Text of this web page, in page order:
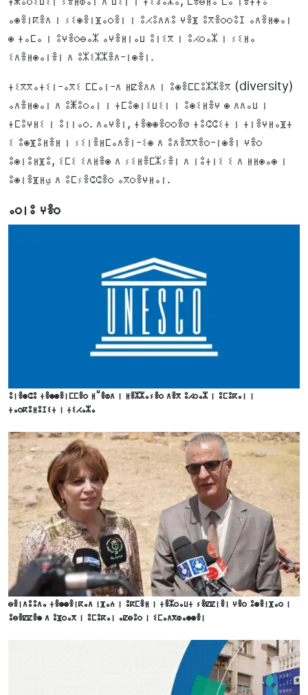
ⴰⵙⴻⵏⴽⴻⴷ ⵏ ⵢⵉⵙⴻⵏⴼⴰⵔⴻⵏ ⵏ ⵓⵃⵓⴷⴷⵓ ⵖⴻⴼ ⵓⴳⴻⵔⵔⵓⵊ ⴰⴷⴻⵍⵙⴰⵏ
ⵙ ⵜⴰⵎⴰ ⵏ ⵓⵖⴻⵔⴱⴰⵣ ⴰⵖⴻⵍⵏⴰⵡ ⵓⵏⵉⴳ ⵏ ⵓⵃⵔⴰⵣ ⵏ ⵢⵉⵍⴰ
ⵉⴷⴻⵍⵙⴰⵏⴻⵏ ⴷ ⵓⵣⵉⵣⵣⴻⴷ-ⵏⵙⴻⵏ.
ⵜⵉⴳⴳⴰⵜⵉⵏ-ⴰⴳⵉ ⵎⵎⴰⵏ-ⴷ ⵍⵇⴻⴷⴷ ⵏ ⵓⵙⴻⵎⵎⵓⵣⵣⴻⴳ (diversity)
ⴰⴷⴻⵍⵙⴰⵏ ⴷ ⵓⵥⵓⵔⴰⵏ ⵏ ⵜⵎⵓⵙⵏⵉⵡⵉⵏ ⵏ ⵓⵙⵉⵍⴻⵖ ⵙ ⴷⴷⴰⵡ ⵏ
ⵜⵎⵓⵖⵍⵉ ⵏ ⵓⵏⵏⴰⵔ. ⴷⴰⵖⴻⵏ, ⵜⴻⵙⵙⴻⵔⵔⴻⵚ ⵜⵓⵛⵛⵉⵜ ⵏ ⵜⵏⴻⵖⵍⴰⴼⵜ
ⵉ ⵓⵙⴼⵓⵍⴻⵍ ⵏ ⵢⵉⵏⴻⵍⵎⴰⴷⴻⵏ-ⵉⵙ ⴷ ⵓⴷⴻⴳⴳⴻⵔ-ⵏⵙⴻⵏ ⵖⴻⵔ
ⵓⵙⵏⵓⵍⴼⵓ, ⵉⵎⵉ ⵉⴷⵍⴻⵙ ⴷ ⵢⵉⵍⴻⵎⵣⵢⴻⵏ ⴷ ⵏⵓⵜⵏⵉ ⵉ ⴷ ⵍⵍⵙⴰⵙ ⵏ
ⵓⵙⵏⴻⴼⵍي ⴷ ⵓⵎⵢⴻⵛⵛⴻⵔ ⴰⴳⵔⴻⵖⵍⴰⵏ.
ⴰⵔⵏⵓ ⵖⴻⵔ
ⵓⵏⴻⵙⵛⵓ ⵜⴻⵙⵙⴻⵏⵎⵎⴻⵔ ⵍⵯⴻⵀⴷ ⵏ ⵍⴻⵣⵣⴰⵢⴻⵔ ⴷⴻⴳ ⵓⵃⵔⴰⵣ ⵏ ⵓⵎⵓⴽⴰⵏ ⵏ
ⵜⴰⵔⴽⵓⵍⵓⵊⵉⵜ ⵏ ⵜⵉⵃⴰⵣⴰ
ⴱⴻⵏⴷⵓⵓⴷⴰ ⵜⴻⵙⵙⴻⵏⴽⴰⴷ ⵏⴼⴰⵄ ⵏ ⵓⴽⵎⴻⵍ ⵏ ⵜⴻⵣⵔⴰⵡⵜ ⵢⴻⵇⵇⵏⴻⵏ ⵖⴻⵔ ⵓⵙⴻⵏⴼⴰⵔ ⵏ
ⵓⴱⴻⵇⵇⴻⵙ ⴷ ⵓⴼⵔⴰⴳ ⵏ ⵓⵎⵓⴽⴰⵏ ⴰⵇⴱⵓⵔ ⵏ ⵉⵎⴰⴷⴳⵀⴰⵙⵙⴻⵏ